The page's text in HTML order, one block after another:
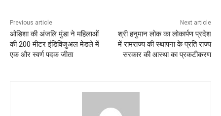
Previous article
ओडिशा की अंजलि मुंडा ने महिलाओं
की 200 मीटर इंडिविजुअल मेडले में
एक और स्वर्ण पदक जीता
Next article
श्री हनुमान लोक का लोकार्पण प्रदेश
में रामराज्य की स्थापना के प्रति राज्य
सरकार की आस्था का प्रकटीकरण